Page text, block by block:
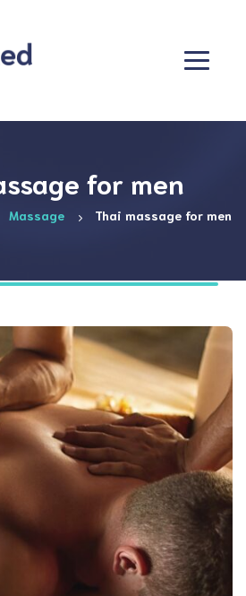
for men
Massage Thai massage for men